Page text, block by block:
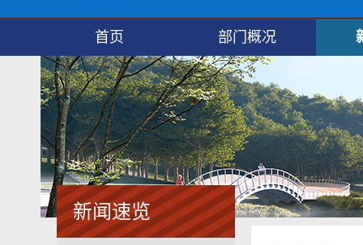
首页 部门概况
新闻速览